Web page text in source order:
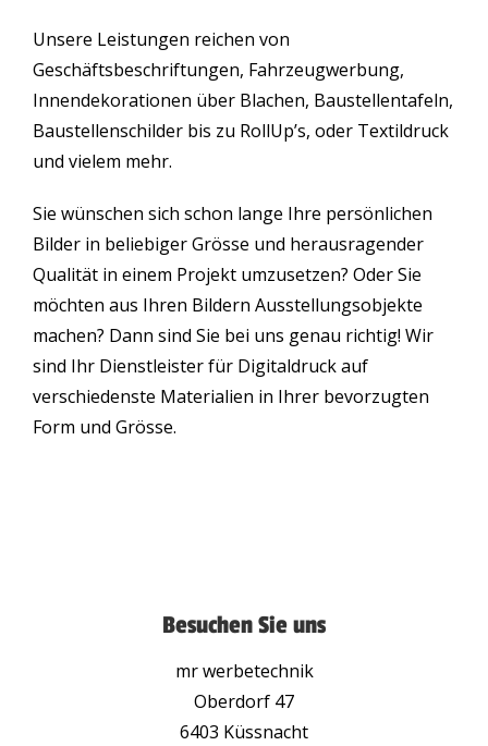
Unsere Leistungen reichen von
Geschäftsbeschriftungen, Fahrzeugwerbung,
Innendekorationen über Blachen, Baustellentafeln,
Baustellenschilder bis zu RollUp’s, oder Textildruck
und vielem mehr.
Sie wünschen sich schon lange Ihre persönlichen
Bilder in beliebiger Grösse und herausragender
Qualität in einem Projekt umzusetzen? Oder Sie
möchten aus Ihren Bildern Ausstellungsobjekte
machen? Dann sind Sie bei uns genau richtig! Wir
sind Ihr Dienstleister für Digitaldruck auf
verschiedenste Materialien in Ihrer bevorzugten
Form und Grösse.
Besuchen Sie uns
mr werbetechnik
Oberdorf 47
6403 Küssnacht